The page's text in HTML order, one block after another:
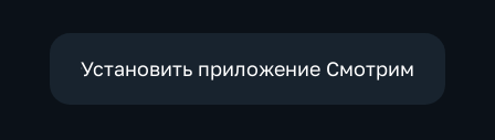
Установить приложение Смотрим